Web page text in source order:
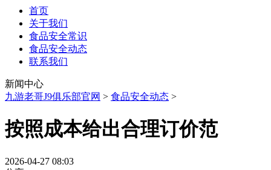
首页
关于我们
食品安全常识
食品安全动态
联系我们
新闻中心
九游老哥J9俱乐部官网 > 食品安全动态 >
按照成本给出合理订价范
2026-04-27 08:03